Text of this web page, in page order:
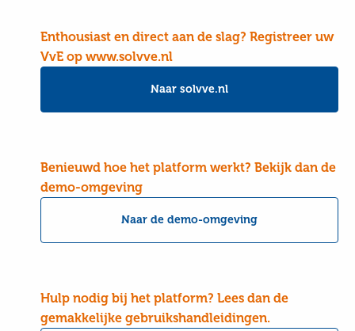
Enthousiast en direct aan de slag? Registreer uw
VvE op www.solvve.nl
Naar solvve.nl
Benieuwd hoe het platform werkt? Bekijk dan de
demo-omgeving
Naar de demo-omgeving
Hulp nodig bij het platform? Lees dan de
gemakkelijke gebruikshandleidingen.